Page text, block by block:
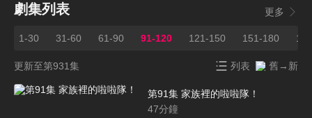
劇集列表 更多
1-30 31-60 61-90 91-120 121-150 151-180
更新至第931集 列表 舊→新
第91集 家族裡的啦啦隊！
47分鐘